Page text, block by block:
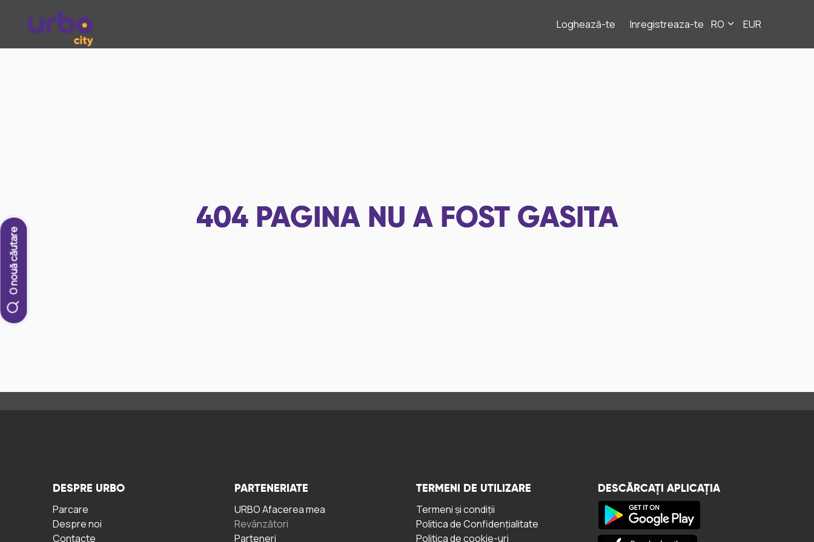
Loghează-te Inregistreaza-te RO EUR
O nouă căutare
404 PAGINA NU A FOST GASITA
DESPRE URBO
Parcare
Despre noi
Contacte
PARTENERIATE
URBO Afacerea mea
Revânzători
Parteneri
TERMENI DE UTILIZARE
Termeni și condiții
Politica de Confidențialitate
Politica de cookie-uri
DESCĂRCAȚI APLICAȚIA